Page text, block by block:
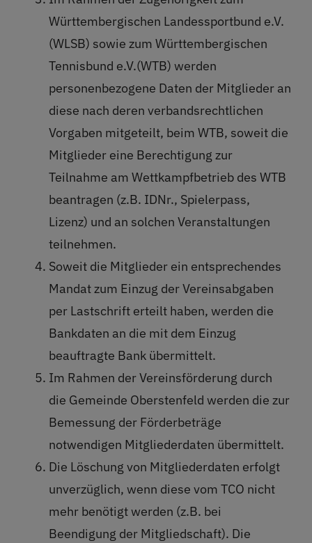
Württembergischen Landessportbund e.V.
(WLSB) sowie zum Württembergischen
Tennisbund e.V.(WTB) werden
personenbezogene Daten der Mitglieder an
diese nach deren verbandsrechtlichen
Vorgaben mitgeteilt, beim WTB, soweit die
Mitglieder eine Berechtigung zur
Teilnahme am Wettkampfbetrieb des WTB
beantragen (z.B. IDNr., Spielerpass,
Lizenz) und an solchen Veranstaltungen
teilnehmen.
Soweit die Mitglieder ein entsprechendes
Mandat zum Einzug der Vereinsabgaben
per Lastschrift erteilt haben, werden die
Bankdaten an die mit dem Einzug
beauftragte Bank übermittelt.
Im Rahmen der Vereinsförderung durch
die Gemeinde Oberstenfeld werden die zur
Bemessung der Förderbeträge
notwendigen Mitgliederdaten übermittelt.
Die Löschung von Mitgliederdaten erfolgt
unverzüglich, wenn diese vom TCO nicht
mehr benötigt werden (z.B. bei
Beendigung der Mitgliedschaft). Die